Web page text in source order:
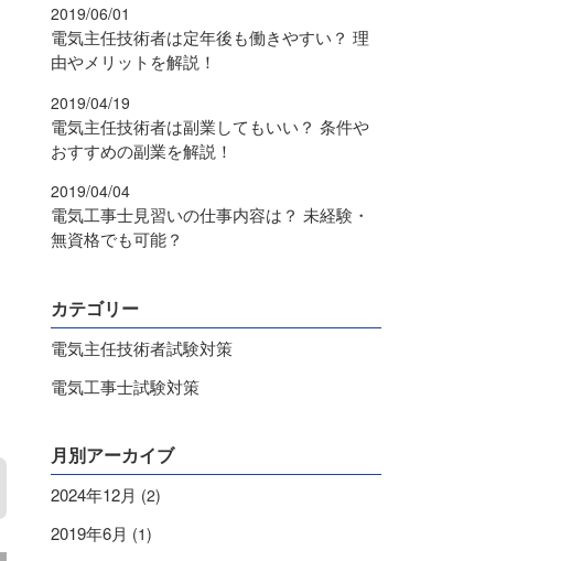
2019/06/01
電気主任技術者は定年後も働きやすい？ 理
由やメリットを解説！
2019/04/19
電気主任技術者は副業してもいい？ 条件や
おすすめの副業を解説！
2019/04/04
電気工事士見習いの仕事内容は？ 未経験・
無資格でも可能？
カテゴリー
電気主任技術者試験対策
電気工事士試験対策
月別アーカイブ
2024年12月 (2)
2019年6月 (1)